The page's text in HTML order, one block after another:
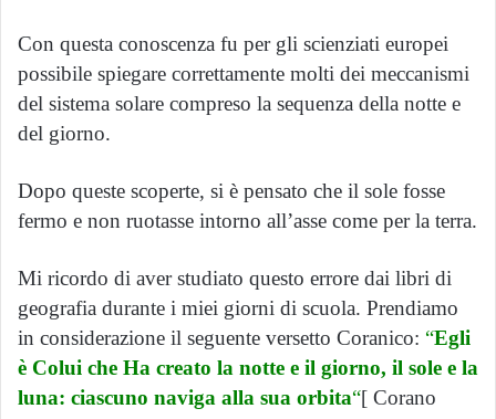
Con questa conoscenza fu per gli scienziati europei
possibile spiegare correttamente molti dei meccanismi
del sistema solare compreso la sequenza della notte e
del giorno.
Dopo queste scoperte, si è pensato che il sole fosse
fermo e non ruotasse intorno all’asse come per la terra.
Mi ricordo di aver studiato questo errore dai libri di
geografia durante i miei giorni di scuola. Prendiamo
in considerazione il seguente versetto Coranico: “Egli
è Colui che Ha creato la notte e il giorno, il sole e la
luna: ciascuno naviga alla sua orbita“[ Corano